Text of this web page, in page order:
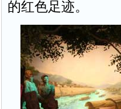
的红色足迹。